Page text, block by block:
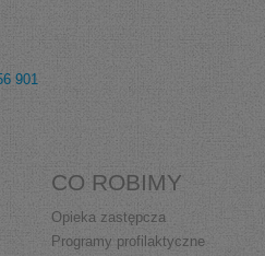
901
CO ROBIMY
Opieka zastępcza
Programy profilaktyczne